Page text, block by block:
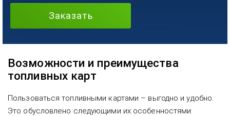
Заказать
Возможности и преимущества
топливных карт
Пользоваться топливными картами – выгодно и удобно.
Это обусловлено следующими их особенностями: